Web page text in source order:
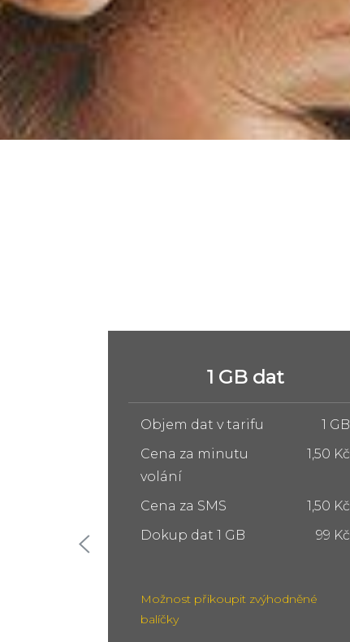
5 GB dat
Objem dat v tarifu
5 GB
Cena za minutu
volání
1,50 Kč
Cena za SMS
1,50 Kč
Dokup dat 5 GB
249 Kč
Možnost přikoupit zvýhodněné
balíčky